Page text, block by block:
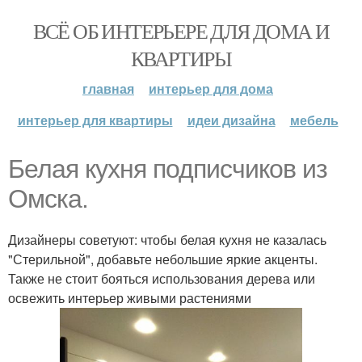
ВСЁ ОБ ИНТЕРЬЕРЕ ДЛЯ ДОМА И
КВАРТИРЫ
главная
интерьер для дома
интерьер для квартиры
идеи дизайна мебель
Белая кухня подписчиков из
Омска.
Дизайнеры советуют: чтобы белая кухня не казалась
"Стерильной", добавьте небольшие яркие акценты.
Также не стоит бояться использования дерева или
освежить интерьер живыми растениями